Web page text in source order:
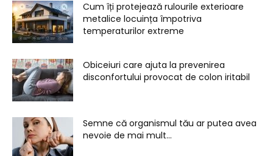
Cum îți protejează rulourile exterioare
metalice locuința împotriva
temperaturilor extreme
Obiceiuri care ajuta la prevenirea
disconfortului provocat de colon iritabil
Semne că organismul tău ar putea avea
nevoie de mai mult...